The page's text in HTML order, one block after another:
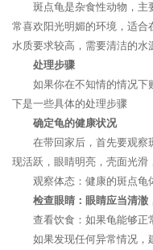
斑点龟是杂食性动物，主
常喜欢阳光明媚的环境，适
水质要求较高，需要清洁的水
处理步骤
如果你在不知情的情况下
下是一些具体的处理步骤
确定龟的健康状况
在带回家后，首先要观察
现活跃，眼睛明亮，壳面光滑
观察体态：健康的斑点龟
检查眼睛：眼睛应当清澈
查看饮食：如果龟能够正
如果发现任何异常情况，